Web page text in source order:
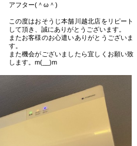
アフター(＾ω＾)
この度はおそうじ本舗川越北店をリピート
して頂き、誠にありがとうございます。
またお客様のお心遣いありがとうございま
す。
また機会がございましたら宜しくお願い致
します。m(__)m